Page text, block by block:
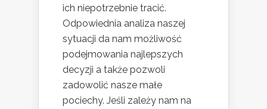
ich niepotrzebnie tracić.
Odpowiednia analiza naszej
sytuacji da nam możliwość
podejmowania najlepszych
decyzji a także pozwoli
zadowolić nasze małe
pociechy. Jeśli zależy nam na